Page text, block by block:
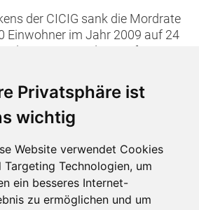
Privatsphäre ist
wichtig
Website verwendet Cookies
Targeting Technologien, um
ein besseres Internet-
zu ermöglichen und um
der CICIG sank die Mordrate
Einwohner im Jahr 2009 auf 24
als 90 Prozent der Straftaten
geahndet. Heute sind es "nur"
dpa, CIR)
anzeigen